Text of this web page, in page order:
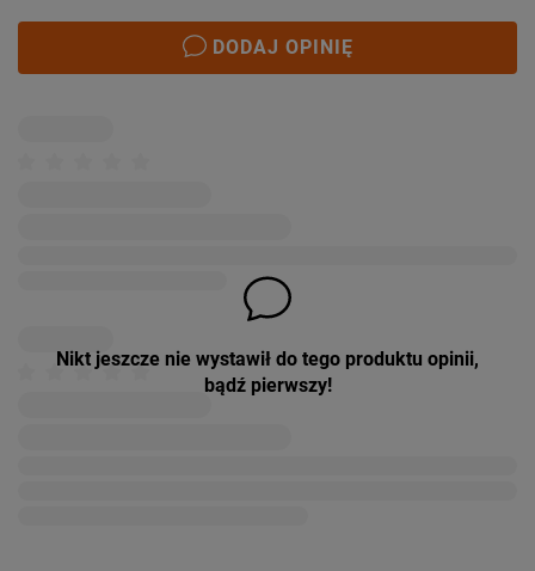
DODAJ OPINIĘ
Nikt jeszcze nie wystawił do tego produktu opinii,
bądź pierwszy!